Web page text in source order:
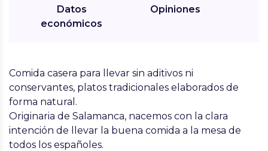
Datos
económicos
Opiniones
Comida casera para llevar sin aditivos ni
conservantes, platos tradicionales elaborados de
forma natural.
Originaria de Salamanca, nacemos con la clara
intención de llevar la buena comida a la mesa de
todos los españoles.